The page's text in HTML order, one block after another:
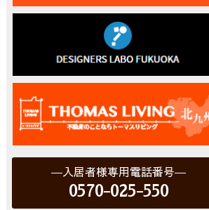
入居者様専用電話番号
0570-025-550